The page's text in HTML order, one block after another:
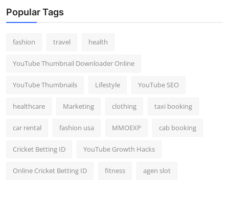
Popular Tags
fashion travel health
YouTube Thumbnail Downloader Online
YouTube Thumbnails Lifestyle YouTube SEO
healthcare Marketing clothing taxi booking
car rental fashion usa MMOEXP cab booking
Cricket Betting ID YouTube Growth Hacks
Online Cricket Betting ID fitness agen slot